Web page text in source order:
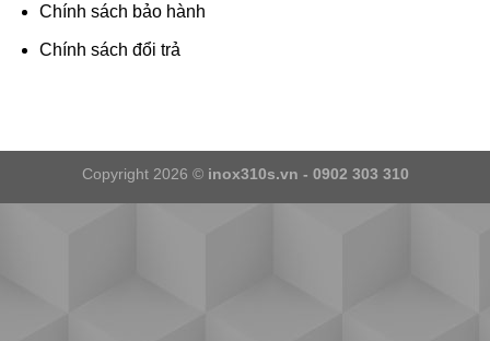
Chính sách bảo hành
Chính sách đổi trả
Copyright 2026 © inox310s.vn - 0902 303 310